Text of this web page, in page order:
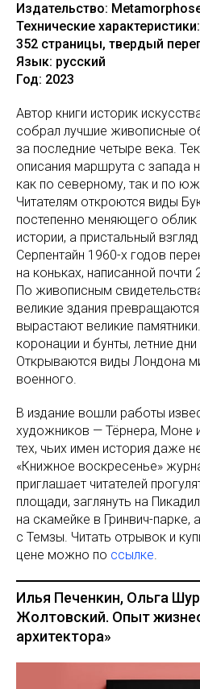
Издательство:
Технические
352 страницы, твердый
Язык: русский
Год: 2023
Автор книги историк
собрал лучшие живописные
за последние четыре века.
описания маршрута с запада
как по северному, так и по
Читателям откроются виды
постепенно меняющего облик
истории, а пристальный
Серпентайн 1960-х годов
на коньках, написанной почти
По живописным
великие здания
вырастают великие
коронации и бунты, летние
Открываются виды Лондона
военного.
В издание вошли работы
художников — Тёрнера, Моне
тех, чьих имен история даже
«Книжное воскресенье»
приглашает читателей
площади, заглянуть на
на скамейке в Гринвич-парке,
с Темзы. Читать отрывок и
цене можно по ссылке.
Илья Печенкин, Ольга
Жолтовский. Опыт
архитектора»